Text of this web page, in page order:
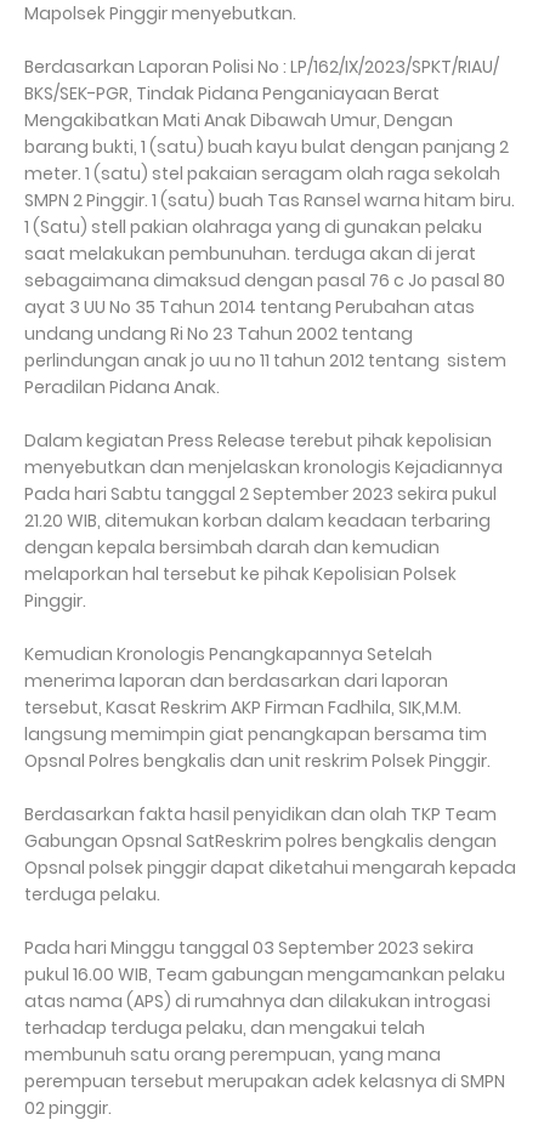
Mapolsek Pinggir menyebutkan.
Berdasarkan Laporan Polisi No : LP/162/IX/2023/SPKT/RIAU/
BKS/SEK-PGR, Tindak Pidana Penganiayaan Berat
Mengakibatkan Mati Anak Dibawah Umur, Dengan
barang bukti, 1 (satu) buah kayu bulat dengan panjang 2
meter. 1 (satu) stel pakaian seragam olah raga sekolah
SMPN 2 Pinggir. 1 (satu) buah Tas Ransel warna hitam biru.
1 (Satu) stell pakian olahraga yang di gunakan pelaku
saat melakukan pembunuhan. terduga akan di jerat
sebagaimana dimaksud dengan pasal 76 c Jo pasal 80
ayat 3 UU No 35 Tahun 2014 tentang Perubahan atas
undang undang Ri No 23 Tahun 2002 tentang
perlindungan anak jo uu no 11 tahun 2012 tentang sistem
Peradilan Pidana Anak.
Dalam kegiatan Press Release terebut pihak kepolisian
menyebutkan dan menjelaskan kronologis Kejadiannya
Pada hari Sabtu tanggal 2 September 2023 sekira pukul
21.20 WIB, ditemukan korban dalam keadaan terbaring
dengan kepala bersimbah darah dan kemudian
melaporkan hal tersebut ke pihak Kepolisian Polsek
Pinggir.
Kemudian Kronologis Penangkapannya Setelah
menerima laporan dan berdasarkan dari laporan
tersebut, Kasat Reskrim AKP Firman Fadhila, SIK,M.M.
langsung memimpin giat penangkapan bersama tim
Opsnal Polres bengkalis dan unit reskrim Polsek Pinggir.
Berdasarkan fakta hasil penyidikan dan olah TKP Team
Gabungan Opsnal SatReskrim polres bengkalis dengan
Opsnal polsek pinggir dapat diketahui mengarah kepada
terduga pelaku.
Pada hari Minggu tanggal 03 September 2023 sekira
pukul 16.00 WIB, Team gabungan mengamankan pelaku
atas nama (APS) di rumahnya dan dilakukan introgasi
terhadap terduga pelaku, dan mengakui telah
membunuh satu orang perempuan, yang mana
perempuan tersebut merupakan adek kelasnya di SMPN
02 pinggir.